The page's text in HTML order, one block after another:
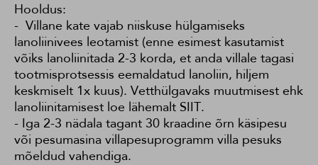
Hooldus:
- Villane kate vajab niiskuse hülgamiseks
lanoliinivees leotamist (enne esimest kasutamist
võiks lanoliinitada 2-3 korda, et anda villale tagasi
tootmisprotsessis eemaldatud lanoliin, hiljem
keskmiselt 1x kuus). Vetthülgavaks muutmisest ehk
lanoliinitamisest loe lähemalt SIIT.
- Iga 2-3 nädala tagant 30 kraadine õrn käsipesu
või pesumasina villapesuprogramm villa pesuks
mõeldud vahendiga.